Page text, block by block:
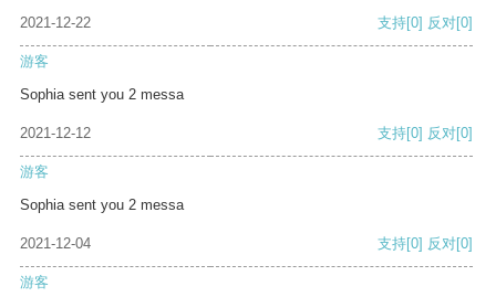
2021-12-22 支持[0] 反对[0]
游客
Sophia sent you 2 messa
2021-12-12 支持[0] 反对[0]
游客
Sophia sent you 2 messa
2021-12-04 支持[0] 反对[0]
游客